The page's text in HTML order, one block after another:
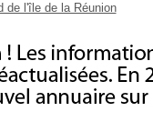
de l'île de la Réunion